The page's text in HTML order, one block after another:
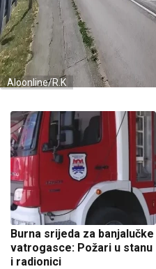
Aloonline/R.K
Burna srijeda za banjalučke
vatrogasce: Požari u stanu
i radionici